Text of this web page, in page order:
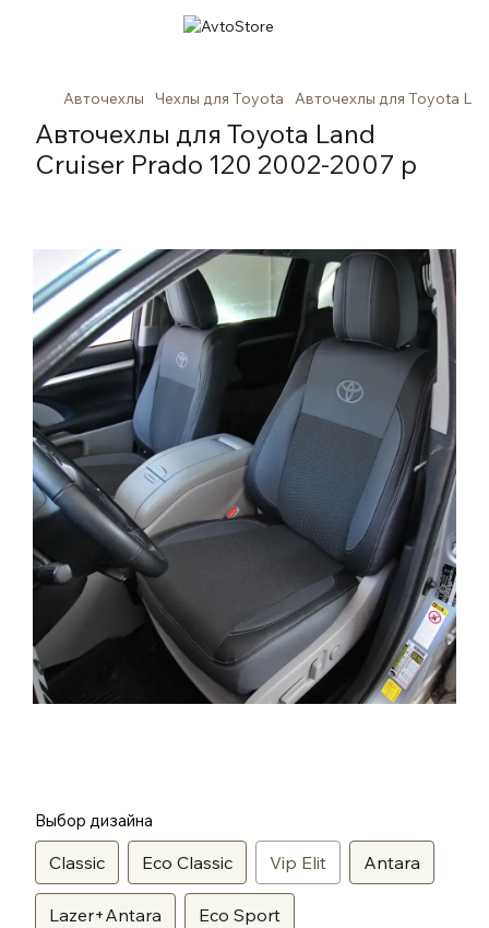
Авточехлы Чехлы для Toyota Авточехлы для Toyota
Авточехлы для Toyota Land
Cruiser Prado 120 2002-2007 р
Выбор дизайна
Classic Eco Classic Vip Elit Antara
Lazer+Antara Eco Sport